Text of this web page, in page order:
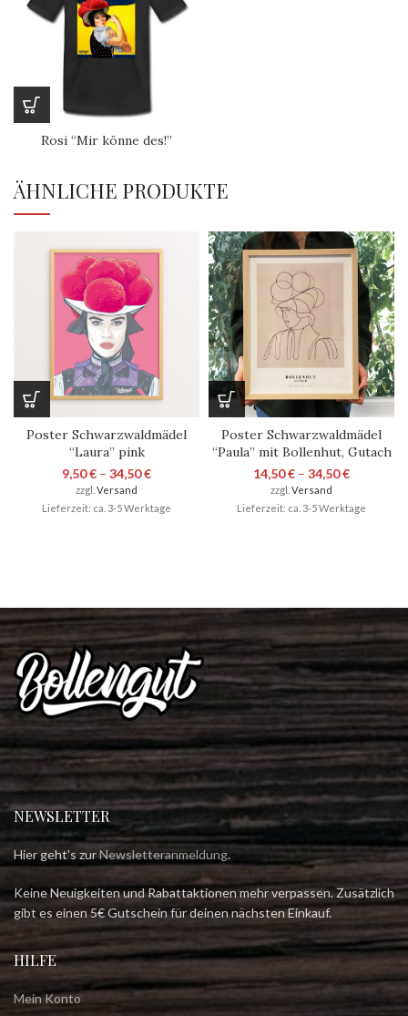
Rosi “Mir könne des!”
ÄHNLICHE PRODUKTE
Poster Schwarzwaldmädel
“Laura” pink
9,50€ – 34,50€
zzgl. Versand
Lieferzeit: ca. 3-5 Werktage
Poster Schwarzwaldmädel
“Paula” mit Bollenhut, Gutach
14,50€ – 34,50€
zzgl. Versand
Lieferzeit: ca. 3-5 Werktage
NEWSLETTER
Hier geht’s zurNewsletteranmeldung.
Keine Neuigkeiten und Rabattaktionen mehr verpassen. Zusätzlich
gibt es einen 5€ Gutschein für deinen nächsten Einkauf.
HILFE
Mein Konto